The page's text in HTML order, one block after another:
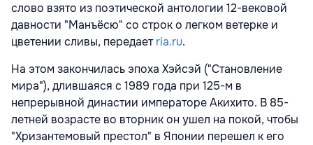
слово взято из поэтической антологии 12-вековой
давности "Манъёсю" со строк о легком ветерке и
цветении сливы, передаетria.ru.
На этом закончилась эпоха Хэйсэй ("Становление
мира"), длившаяся с 1989 года при 125-м в
непрерывной династии императоре Акихито. В 85-
летней возрасте во вторник он ушел на покой, чтобы
"Хризантемовый престол" в Японии перешел к его